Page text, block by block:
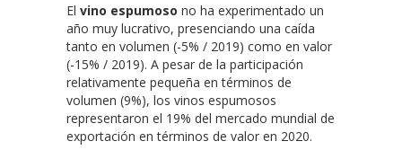
El vino espumoso no ha experimentado un
año muy lucrativo, presenciando una caída
tanto en volumen (-5% / 2019) como en valor
(-15% / 2019). A pesar de la participación
relativamente pequeña en términos de
volumen (9%), los vinos espumosos
representaron el 19% del mercado mundial de
exportación en términos de valor en 2020.